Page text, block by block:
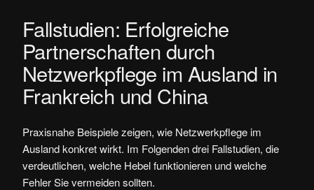
Fallstudien: Erfolgreiche
Partnerschaften durch
Netzwerkpflege im Ausland in
Frankreich und China
Praxisnahe Beispiele zeigen, wie Netzwerkpflege im
Ausland konkret wirkt. Im Folgenden drei Fallstudien, die
verdeutlichen, welche Hebel funktionieren und welche
Fehler Sie vermeiden sollten.